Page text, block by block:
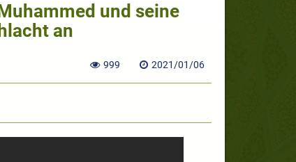
und seine
an
999 2021/01/06